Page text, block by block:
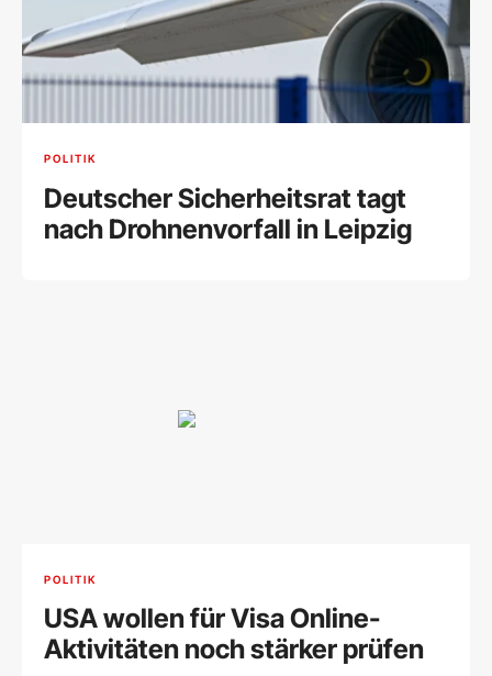
POLITIK
Deutscher Sicherheitsrat tagt
nach Drohnenvorfall in Leipzig
POLITIK
USA wollen für Visa Online-
Aktivitäten noch stärker prüfen